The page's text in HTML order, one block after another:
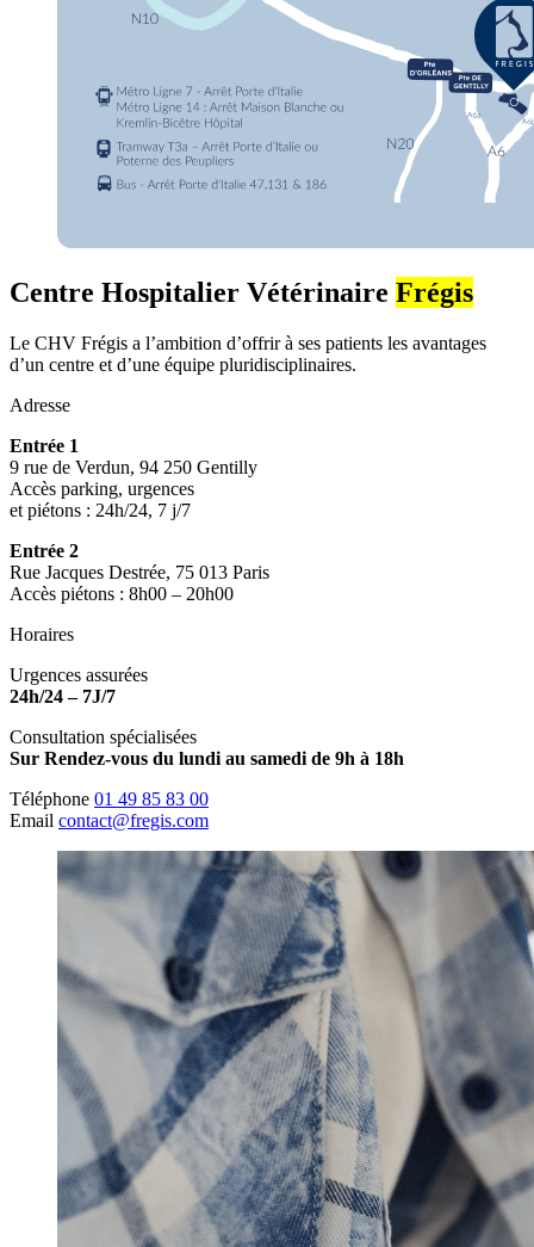
Centre Hospitalier Vétérinaire Frégis
Le CHV Frégis a l’ambition d’offrir à ses patients les avantages
d’un centre et d’une équipe pluridisciplinaires.
Adresse
Entrée 1
9 rue de Verdun, 94 250 Gentilly
Accès parking, urgences
et piétons : 24h/24, 7 j/7
Entrée 2
Rue Jacques Destrée, 75 013 Paris
Accès piétons : 8h00 – 20h00
Horaires
Urgences assurées
24h/24 – 7J/7
Consultation spécialisées
Sur Rendez-vous du lundi au samedi de 9h à 18h
Téléphone 01 49 85 83 00
Email contact@fregis.com